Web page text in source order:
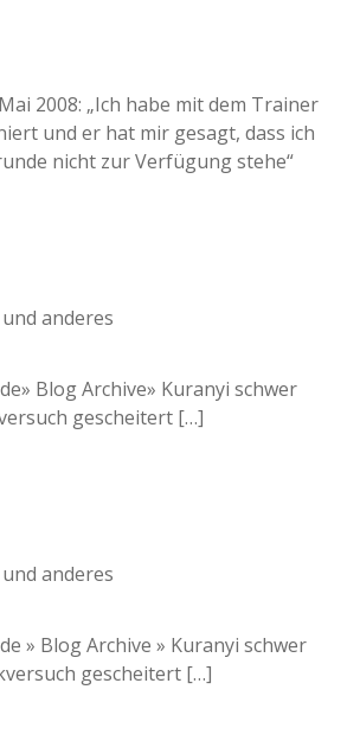
2008: „Ich habe mit dem Trainer
und er hat mir gesagt, dass ich
nicht zur Verfügung stehe“
anderes
Blog Archive» Kuranyi schwer
gescheitert […]
anderes
» Blog Archive » Kuranyi schwer
gescheitert […]